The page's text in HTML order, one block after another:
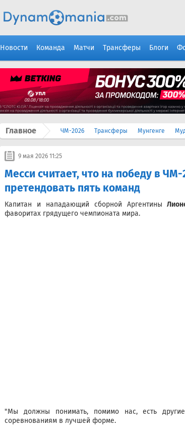
Новости Команда Матчи Трансферы Блоги
Главное ЧМ-2026 Трансферы Мунгенге
9 мая 2026 11:25
Месси считает, что на победу в ЧМ-
претендовать пять команд
Капитан и нападающий сборной Аргентины
фаворитах грядущего чемпионата мира.
"Мы должны понимать, помимо нас, есть
соревнованиям в лучшей форме.